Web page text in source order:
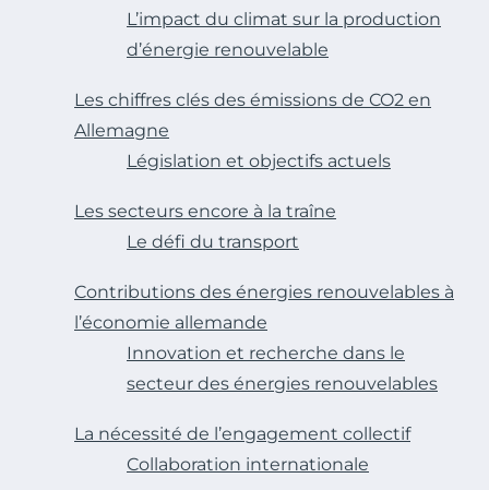
L’impact du climat sur la production
d’énergie renouvelable
Les chiffres clés des émissions de CO2 en
Allemagne
Législation et objectifs actuels
Les secteurs encore à la traîne
Le défi du transport
Contributions des énergies renouvelables à
l’économie allemande
Innovation et recherche dans le
secteur des énergies renouvelables
La nécessité de l’engagement collectif
Collaboration internationale